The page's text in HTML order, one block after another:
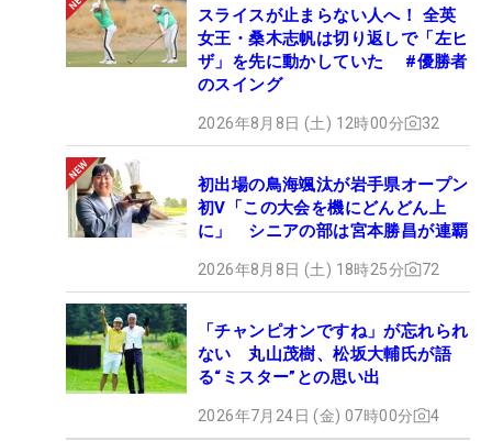
スライスが止まらない人へ！ 全英
女王・桑木志帆は切り返しで「左ヒ
ザ」を先に動かしていた #優勝者
のスイング
2026年8月8日 (土) 12時00分 32
初出場の鳥海颯汰が岩手県オープン
初V「この大会を機にどんどん上
に」 シニアの部は宮本勝昌が連覇
2026年8月8日 (土) 18時25分 72
「チャンピオンですね」が忘れられ
ない 丸山茂樹、松坂大輔氏が語
る“ミスター”との思い出
2026年7月24日 (金) 07時00分 4